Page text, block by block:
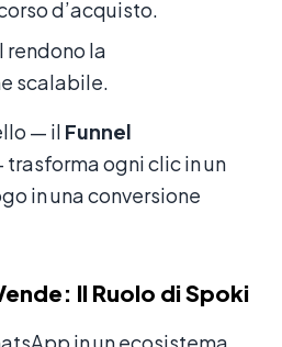
d’acquisto.
rendono la
scalabile.
— il Funnel
trasforma ogni clic in un
in una conversione
Il Ruolo di Spoki
in un ecosistema